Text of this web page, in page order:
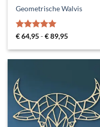
Geometrische Walvis
Gewaardeerd
€64,95-€89,95Prijsklasse:
tot